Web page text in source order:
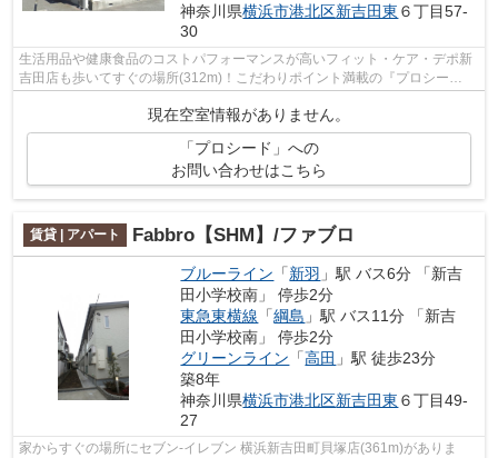
神奈川県横浜市港北区新吉田東 ６丁目57-
30
生活用品や健康食品のコストパフォーマンスが高いフィット・ケア・デポ新
吉田店も歩いてすぐの場所(312m)！こだわりポイント満載の『プロシー
ド』！楽に車の出し入れができる自走式駐...
現在空室情報がありません。
「プロシード」への
お問い合わせはこちら
賃貸 | アパート Fabbro【SHM】/ファブロ
ブルーライン 「新羽 」駅 バス6分 「新吉
田小学校南」 停歩2分
東急東横線 「綱島 」駅 バス11分 「新吉
田小学校南」 停歩2分
グリーンライン 「高田 」駅 徒歩23分
築8年
神奈川県横浜市港北区新吉田東 ６丁目49-
27
家からすぐの場所にセブン‐イレブン 横浜新吉田町貝塚店(361m)がありま